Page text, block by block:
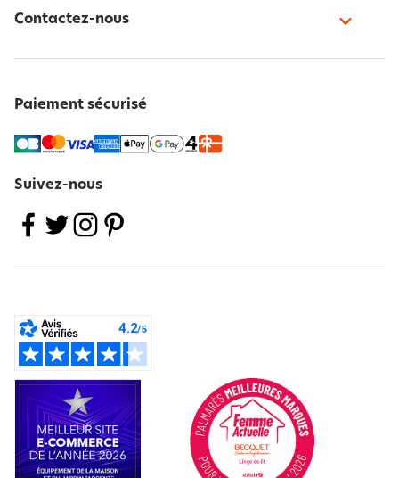
Contactez-nous
Paiement sécurisé
Suivez-nous